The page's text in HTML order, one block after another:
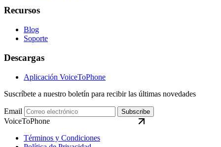
Recursos
Blog
Soporte
Descargas
Aplicación VoiceToPhone
Suscríbete a nuestro boletín para recibir las últimas novedades
Email Subscribe
VoiceToPhone
Términos y Condiciones